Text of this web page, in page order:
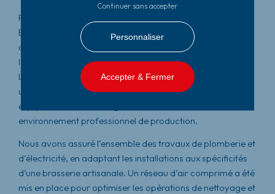
Pensée comme un lieu de production à taille humaine, la
Brasserie UNCLE est née de la volonté de ses fondateurs
de disposer d’un espace de travail fonctionnel, adapté à
leurs besoins, sans compromis sur la qualité ou la sécurité.
Le local, brut et sans aménagement technique, nécessitait
une intervention ciblée pour accueillir l’ensemble des
équipements de brassage et les contraintes d’un
environnement professionnel de production.
Nous avons assuré l’ensemble des travaux de plomberie et
d’électricité, en adaptant les installations aux spécificités
d’une brasserie artisanale. Un réseau d’air comprimé a été
mis en place pour optimiser les opérations de nettoyage et
Accepter & Fermer
Continuer sans accepter
Personnaliser